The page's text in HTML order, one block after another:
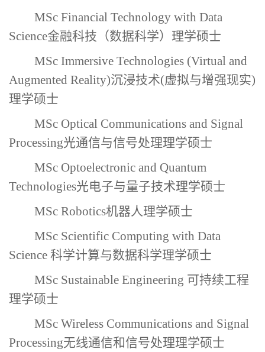
MSc Financial Technology with Data
Science金融科技（数据科学）理学硕士
MSc Immersive Technologies (Virtual and
Augmented Reality)沉浸技术(虚拟与增强现实)
理学硕士
MSc Optical Communications and Signal
Processing光通信与信号处理理学硕士
MSc Optoelectronic and Quantum
Technologies光电子与量子技术理学硕士
MSc Robotics机器人理学硕士
MSc Scientific Computing with Data
Science 科学计算与数据科学理学硕士
MSc Sustainable Engineering 可持续工程
理学硕士
MSc Wireless Communications and Signal
Processing无线通信和信号处理理学硕士